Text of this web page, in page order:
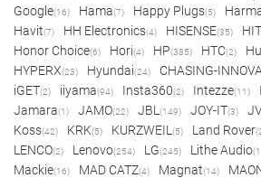
Google(16) Hama(7) Happy Plugs(5)
Havit(7) HH Electronics(4) HISENSE(35)
Honor Choice(6) Hori(4) HP(385) HTC(2)
HYPERX(23) Hyundai(24) CHASING-
iGET(2) iiyama(94) Insta360(2) Intezze(11)
Jamara(1) JAMO(22) JBL (149) JOY-IT(3)
Koss(42) KRK(5) KURZWEIL (5) Land Rover
LENCO(2) Lenovo(254) LG(245) Lithe Audio
Mackie(16) MAD CATZ(4) Magnat(14)